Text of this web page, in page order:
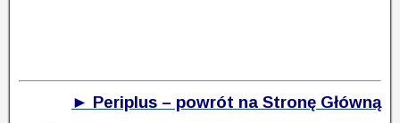
► Periplus – powrót na Stronę Główną